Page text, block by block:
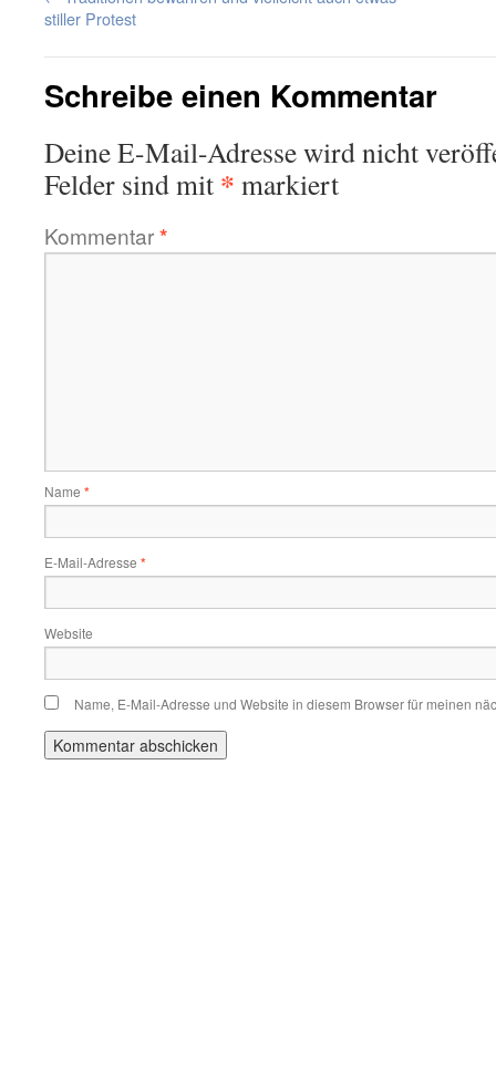
stiller Protest
Schreibe einen Kommentar
Deine E-Mail-Adresse wird nicht
Felder sind mit * markiert
Kommentar*
Name *
E-Mail-Adresse *
Website
Name, E-Mail-Adresse und Website in diesem Browser für meinen